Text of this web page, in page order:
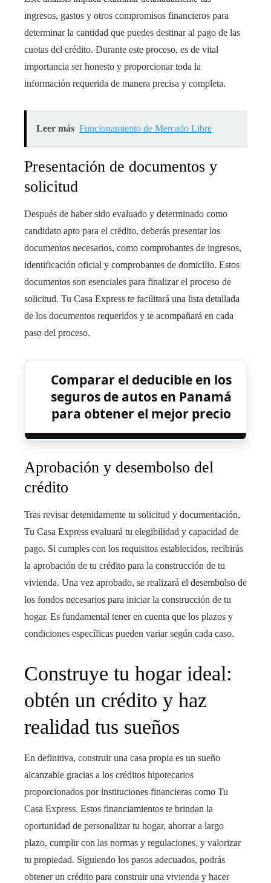
ingresos, gastos y otros compromisos financieros para
determinar la cantidad que puedes destinar al pago de las
cuotas del crédito. Durante este proceso, es de vital
importancia ser honesto y proporcionar toda la
información requerida de manera precisa y completa.
Leer más Funcionamiento de Mercado Libre
Presentación de documentos y
solicitud
Después de haber sido evaluado y determinado como
candidato apto para el crédito, deberás presentar los
documentos necesarios, como comprobantes de ingresos,
identificación oficial y comprobantes de domicilio. Estos
documentos son esenciales para finalizar el proceso de
solicitud. Tu Casa Express te facilitará una lista detallada
de los documentos requeridos y te acompañará en cada
paso del proceso.
Comparar el deducible en los
seguros de autos en Panamá
para obtener el mejor precio
Aprobación y desembolso del
crédito
Tras revisar detenidamente tu solicitud y documentación,
Tu Casa Express evaluará tu elegibilidad y capacidad de
pago. Si cumples con los requisitos establecidos, recibirás
la aprobación de tu crédito para la construcción de tu
vivienda. Una vez aprobado, se realizará el desembolso de
los fondos necesarios para iniciar la construcción de tu
hogar. Es fundamental tener en cuenta que los plazos y
condiciones específicas pueden variar según cada caso.
Construye tu hogar ideal:
obtén un crédito y haz
realidad tus sueños
En definitiva, construir una casa propia es un sueño
alcanzable gracias a los créditos hipotecarios
proporcionados por instituciones financieras como Tu
Casa Express. Estos financiamientos te brindan la
oportunidad de personalizar tu hogar, ahorrar a largo
plazo, cumplir con las normas y regulaciones, y valorizar
tu propiedad. Siguiendo los pasos adecuados, podrás
obtener un crédito para construir una vivienda y hacer